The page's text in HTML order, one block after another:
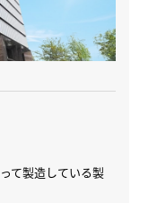
て製造している製